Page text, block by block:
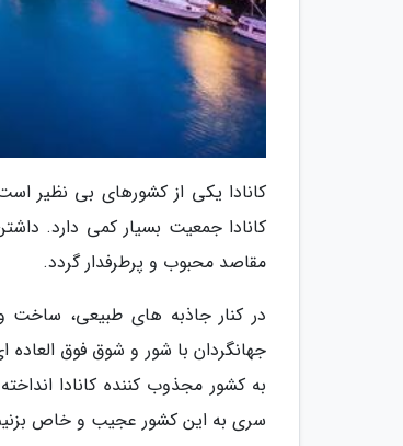
کانادا یکی از کشورهای بی نظیر
کانادا جمعیت بسیار کمی دارد.
مقاصد محبوب و پرطرفدار گردد.
در کنار جاذبه های طبیعی،
جهانگردان با شور و شوق فوق العاده
به کشور مجذوب کننده کانادا
سری به این کشور عجیب و خاص